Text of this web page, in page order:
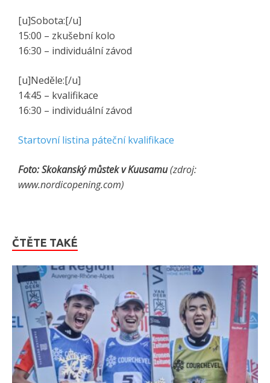
[u]Sobota:[/u]
15:00 – zkušební kolo
16:30 – individuální závod
[u]Neděle:[/u]
14:45 – kvalifikace
16:30 – individuální závod
Startovní listina páteční kvalifikace
Foto: Skokanský můstek v Kuusamu(zdroj:
www.nordicopening.com)
ČTĚTE TAKÉ